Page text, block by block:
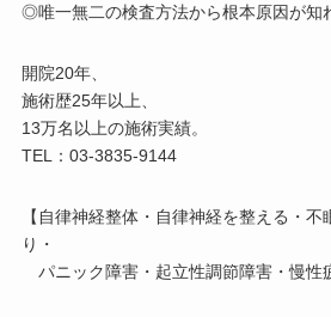
◎唯一無二の検査方法から根本原因が知
開院20年、
施術歴25年以上、
13万名以上の施術実績。
TEL：03-3835-9144
【自律神経整体・自律神経を整える・
り・
パニック障害・起立性調節障害・慢性